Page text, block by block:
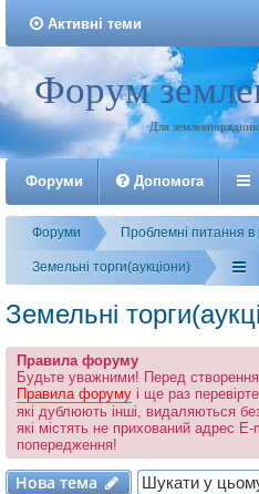
Активні теми
Реєстрація
Форум
Для
Форуми Допомога
Форуми Проблемні питання в
Земельні торги(аукціони)
Земельні
Правила форуму
Будьте уважними! Перед
Правила форуму і ще раз
які дублюють інші, видаляються
які містять не прихований адрес
попередження!
Нова тема
Нова тема